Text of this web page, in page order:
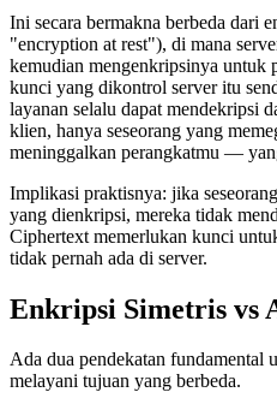
Ini secara bermakna berbeda dari
"encryption at rest"), di mana
kemudian mengenkripsinya untuk
kunci yang dikontrol server itu
layanan selalu dapat mendekripsi
klien, hanya seseorang yang
meninggalkan perangkatmu —
Implikasi praktisnya: jika
yang dienkripsi, mereka tidak
Ciphertext memerlukan kunci
tidak pernah ada di server.
Enkripsi Simetris vs
Ada dua pendekatan fundamental
melayani tujuan yang berbeda.